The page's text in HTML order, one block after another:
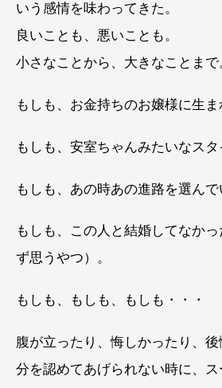
いう感情を味わってきた。
良いことも、悪いことも。
小さなことから、大きなことまで
もしも、お金持ちのお嬢様に生
もしも、安室ちゃんみたいなス
もしも、あの時あの進路を選んで
もしも、この人と結婚してなか
ず思うやつ）。
もしも、もしも、もしも・・・
腹が立ったり、悔しかったり、
分を認めてあげられない時に、